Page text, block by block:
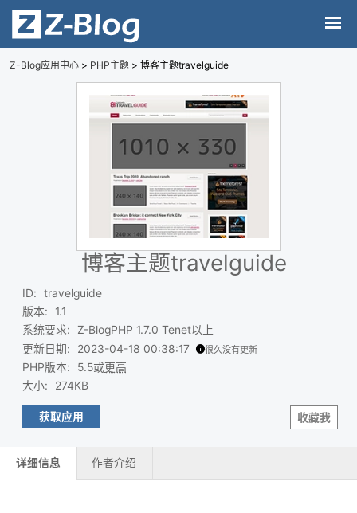
Z-Blog应用中心 > PHP主题 > 博客主题travelguide
博客主题travelguide
ID:
travelguide
版本:
1.1
系统要求:
Z-BlogPHP 1.7.0 Tenet以上
更新日期: 2023-04-18 00:38:17 很久没有更新
PHP版本: 5.5或更高
大小: 274KB
收藏我
获取应用
详细信息 作者介绍